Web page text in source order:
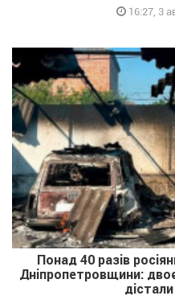
16:27, 3
Понад 40 разів
Дніпропетровщини: